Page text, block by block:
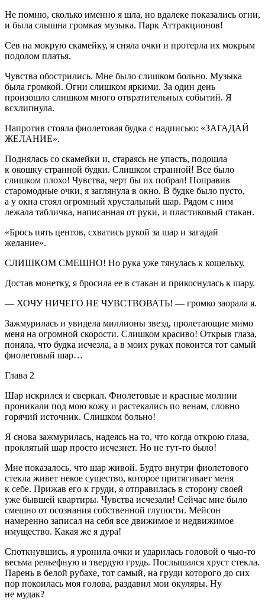
Не помню, сколько именно я шла, но вдалеке показались огни,
и была слышна громкая музыка. Парк Аттракционов!
Сев на мокрую скамейку, я сняла очки и протерла их мокрым
подолом платья.
Чувства обострились. Мне было слишком больно. Музыка
была громкой. Огни слишком яркими. За один день
произошло слишком много отвратительных событий. Я
всхлипнула.
Напротив стояла фиолетовая будка с надписью: «ЗАГАДАЙ
ЖЕЛАНИЕ».
Поднялась со скамейки и, стараясь не упасть, подошла
к окошку странной будки. Слишком странной! Все было
слишком плохо! Чувства, черт бы их побрал! Поправив
старомодные очки, я заглянула в окно. В будке было пусто,
а у окна стоял огромный хрустальный шар. Рядом с ним
лежала табличка, написанная от руки, и пластиковый стакан.
«Брось пять центов, схватись рукой за шар и загадай
желание».
СЛИШКОМ СМЕШНО! Но рука уже тянулась к кошельку.
Достав монетку, я бросила ее в стакан и прикоснулась к шару.
— ХОЧУ НИЧЕГО НЕ ЧУВСТВОВАТЬ! — громко заорала я.
Зажмурилась и увидела миллионы звезд, пролетающие мимо
меня на огромной скорости. Слишком красиво! Открыв глаза,
поняла, что будка исчезла, а в моих руках покоится тот самый
фиолетовый шар…
Глава 2
Шар искрился и сверкал. Фиолетовые и красные молнии
проникали под мою кожу и растекались по венам, словно
горячий источник. Слишком больно!
Я снова зажмурилась, надеясь на то, что когда открою глаза,
проклятый шар просто исчезнет. Но не тут-то было!
Мне показалось, что шар живой. Будто внутри фиолетового
стекла живет некое существо, которое притягивает меня
к себе. Прижав его к груди, я отправилась в сторону своей
уже бывшей квартиры. Чувства исчезали! Сейчас мне было
смешно от осознания собственной глупости. Мейсон
намеренно записал на себя все движимое и недвижимое
имущество. Какая же я дура!
Споткнувшись, я уронила очки и ударилась головой о чью-то
весьма рельефную и твердую грудь. Послышался хруст стекла.
Парень в белой рубахе, тот самый, на груди которого до сих
пор покоилась моя голова, раздавил мои окуляры. Ну
не мудак?